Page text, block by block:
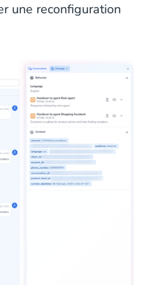
une reconfiguration